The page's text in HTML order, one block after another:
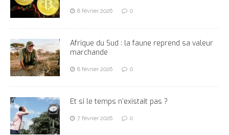
8 février 2026 0
Afrique du Sud : la faune reprend sa valeur
marchande
8 février 2026 0
Et si le temps n’existait pas ?
7 février 2026 0